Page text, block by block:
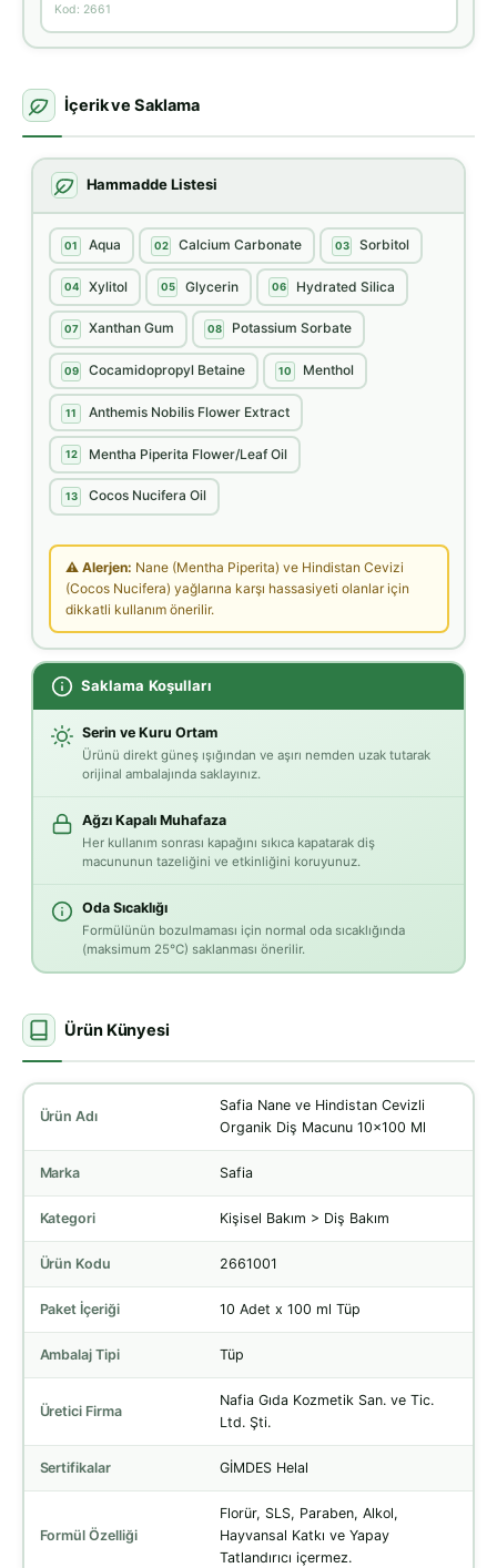
Kod: 2661
İçerik ve Saklama
Hammadde Listesi
01 Aqua 02 Calcium Carbonate 03 Sorbitol
04 Xylitol 05 Glycerin 06 Hydrated Silica
07 Xanthan Gum 08 Potassium Sorbate
09 Cocamidopropyl Betaine 10 Menthol
11 Anthemis Nobilis Flower Extract
12 Mentha Piperita Flower/Leaf Oil
13 Cocos Nucifera Oil
⚠ Alerjen: Nane (Mentha Piperita) ve Hindistan Cevizi
(Cocos Nucifera) yağlarına karşı hassasiyeti olanlar için
dikkatli kullanım önerilir.
Saklama Koşulları
Serin ve Kuru Ortam
Ürünü direkt güneş ışığından ve aşırı nemden uzak tutarak
orijinal ambalajında saklayınız.
Ağzı Kapalı Muhafaza
Her kullanım sonrası kapağını sıkıca kapatarak diş
macununun tazeliğini ve etkinliğini koruyunuz.
Oda Sıcaklığı
Formülünün bozulmaması için normal oda sıcaklığında
(maksimum 25°C) saklanması önerilir.
Ürün Künyesi
Ürün Adı
Safia Nane ve Hindistan Cevizli
Organik Diş Macunu 10x100 Ml
Marka Safia
Kategori Kişisel Bakım > Diş Bakım
Ürün Kodu 2661001
Paket İçeriği 10 Adet x 100 ml Tüp
Ambalaj Tipi Tüp
Üretici Firma
Nafia Gıda Kozmetik San. ve Tic.
Ltd. Şti.
Sertifikalar GİMDES Helal
Formül Özelliği
Florür, SLS, Paraben, Alkol,
Hayvansal Katkı ve Yapay
Tatlandırıcı içermez.